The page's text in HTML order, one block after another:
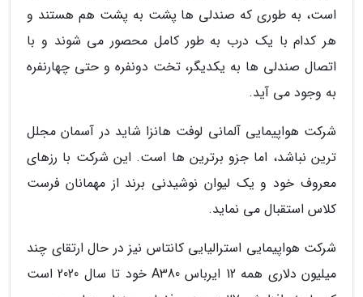
است، به طوری که صندلی ها پشت به پشت هم هستند و
هر کدام با یک درب به طور کامل محصور می شوند و با
اتصال صندلی ها به یکدیگر، تخت دونفره و حتی چهارنفره
به وجود می آید.
شرکت هواپیمایی آلمانی لوفت هانزا شاید در آسمان مجلل
ترین نباشد، اما جزو برترین ها است. این شرکت با رزهای
معروف خود و یک لیوان نوشیدنی برند از مهمانان فرست
کلاس استقبال می نماید.
شرکت هواپیمایی استرالیایی کانتاس نیز در حال ارتقای چند
میلیون دلاری همه 12 ایرباس A380 خود تا سال 2020 است